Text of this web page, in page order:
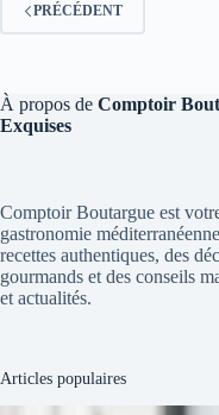
PRÉCÉDENT
À propos de Comptoir
Exquises
Comptoir Boutargue est
gastronomie
recettes authentiques, des
gourmands et des conseils
et actualités.
Articles populaires